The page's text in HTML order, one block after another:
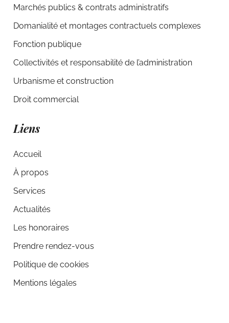
Marchés publics & contrats administratifs
Domanialité et montages contractuels complexes
Fonction publique
Collectivités et responsabilité de l’administration
Urbanisme et construction
Droit commercial
Liens
Accueil
À propos
Services
Actualités
Les honoraires
Prendre rendez-vous
Politique de cookies
Mentions légales